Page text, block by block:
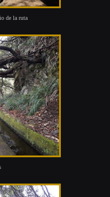
de la ruta